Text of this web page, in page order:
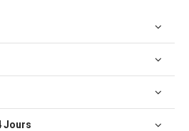
Jours